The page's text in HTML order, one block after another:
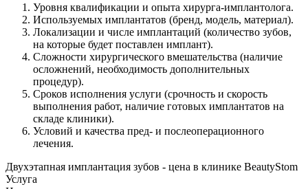
Уровня квалификации и опыта хирурга-имплантолога.
Используемых имплантатов (бренд, модель, материал).
Локализации и числе имплантаций (количество зубов,
на которые будет поставлен имплант).
Сложности хирургического вмешательства (наличие
осложнений, необходимость дополнительных
процедур).
Сроков исполнения услуги (срочность и скорость
выполнения работ, наличие готовых имплантатов на
складе клиники).
Условий и качества пред- и послеоперационного
лечения.
Двухэтапная имплантация зубов - цена в клинике BeautyStom
Услуга